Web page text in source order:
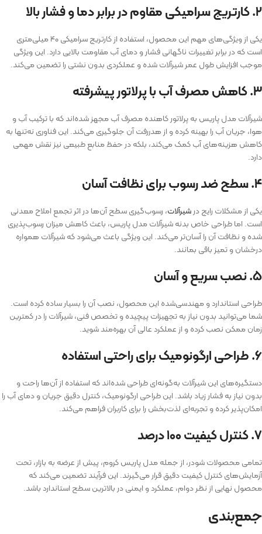
۲. کارتریج سرامیکی مقاوم در برابر دما و فشار بالا
یکی از ویژگی‌های مهم این محصول، استفاده از کارتریج سرامیکی ۴۰ میلی‌متری
است که در برابر تغییرات ناگهانی فشار و دمای آب مقاومت بالایی دارد. این ویژگی
موجب افزایش طول عمر شیرآلات شده و عملکردی بدون نشتی را تضمین می‌کند.
۳. کاهش مصرف آب با پرلاتور پیشرفته
شیرآلات مدل پاریس به پرلاتور کاهنده مصرف آب مجهز شده‌اند که با ترکیب آب و
هوا، جریان آب را بهینه کرده و از هدررفت آن جلوگیری می‌کند. این فناوری نه‌تنها به
کاهش هزینه‌های آب کمک می‌کند، بلکه در حفظ منابع طبیعی نیز نقش مهمی
دارد.
۴. سطح ضد رسوب برای نظافت آسان
یکی از مشکلات رایج درشیرآلات، رسوب‌گیری سطح آن‌ها در اثر تجمع املاح معدنی
است. اما طراحی خاص بدنه شیرآلات مدل پاریس، باعث کاهش میزان رسوب‌پذیری
شده و نظافت آن را آسان‌تر می‌کند. این ویژگی باعث می‌شود که شیرآلات همواره
درخشان و تمیز باقی بمانند.
۵. نصب سریع و آسان
طراحی استاندارد و مهندسی‌شده این محصول، نصب آن را بسیار ساده کرده است.
شما می‌توانید بدون نیاز به تجهیزات پیچیده و تخصص فنی، شیرآلات را در کمترین
زمان ممکن نصب کرده و از عملکرد عالی آن بهره‌مند شوید.
۶. طراحی ارگونومیک برای راحتی استفاده
دستگیره‌های این شیرآلات به‌گونه‌ای طراحی شده‌اند که استفاده از آن‌ها راحت و
بدون نیاز به فشار زیاد باشد. این طراحی ارگونومیک، کنترل دقیق جریان و دمای آب را
امکان‌پذیر کرده و تجربه‌ای لذت‌بخش را برای کاربران فراهم می‌کند.
۷. کنترل کیفیت ۱۰۰ درصد
تمامی محصولات شودر، از جمله مدل پاریس کروم، پیش از عرضه به بازار، تحت
آزمایش‌های کنترل کیفیت دقیق قرار می‌گیرند. این فرآیند تضمین می‌کند که
محصول نهایی از نظر دوام، عملکرد و ایمنی در بالاترین سطح استاندارد باشد.
جمع‌بندی